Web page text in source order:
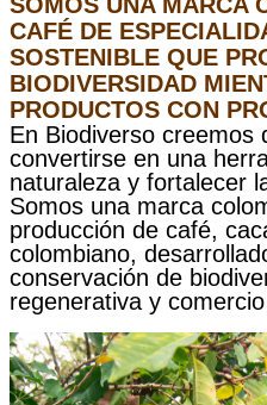
CAFÉ DE
SOSTENIBLE QUE
BIODIVERSIDAD
PRODUCTOS CON
En Biodiverso creemos
convertirse en una
naturaleza y fortalecer
Somos una marca
producción de café,
colombiano,
conservación de
regenerativa y